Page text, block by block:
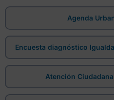
Agenda
Encuesta diagnóstico
Atención